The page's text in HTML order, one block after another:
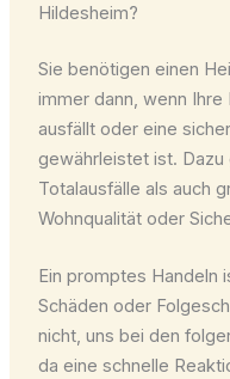
Hildesheim?
Sie benötigen einen
immer dann, wenn
ausfällt oder eine
gewährleistet ist.
Totalausfälle als auch
Wohnqualität oder
Ein promptes Handeln
Schäden oder
nicht, uns bei den
da eine schnelle